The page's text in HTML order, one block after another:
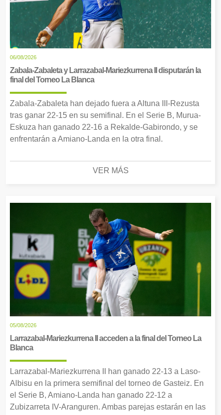
06/08/2026
Zabala-Zabaleta y Larrazabal-Mariezkurrena II disputarán la
final del Torneo La Blanca
Zabala-Zabaleta han dejado fuera a Altuna III-Rezusta
tras ganar 22-15 en su semifinal. En el Serie B, Murua-
Eskuza han ganado 22-16 a Rekalde-Gabirondo, y se
enfrentarán a Amiano-Landa en la otra final.
VER MÁS
05/08/2026
Larrazabal-Mariezkurrena II acceden a la final del Torneo La
Blanca
Larrazabal-Mariezkurrena II han ganado 22-13 a Laso-
Albisu en la primera semifinal del torneo de Gasteiz. En
el Serie B, Amiano-Landa han ganado 22-12 a
Zubizarreta IV-Aranguren. Ambas parejas estarán en las